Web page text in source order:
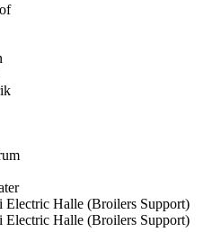
Electric Halle (Broilers Support)
Electric Halle (Broilers Support)